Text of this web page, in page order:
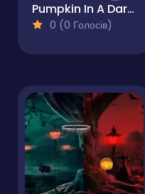
Pumpkin In A Dark World
0 (0 Голосів)